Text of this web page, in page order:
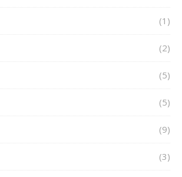
(1)
(2)
(5)
(5)
(9)
(3)